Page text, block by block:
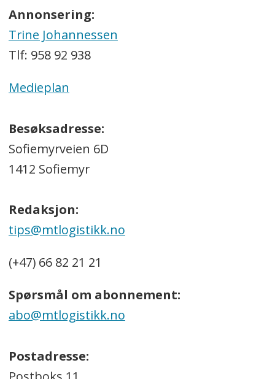
Annonsering:
Trine Johannessen
Tlf: 958 92 938
Medieplan
Besøksadresse:
Sofiemyrveien 6D
1412 Sofiemyr
Redaksjon:
tips@mtlogistikk.no
(+47) 66 82 21 21
Spørsmål om abonnement:
abo@mtlogistikk.no
Postadresse: